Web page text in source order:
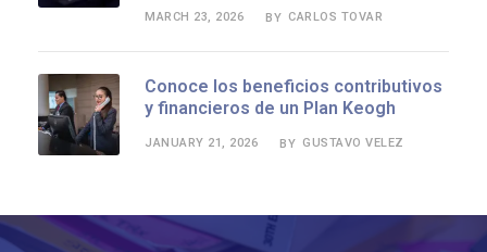
MARCH 23, 2026 BY CARLOS TOVAR
Conoce los beneficios contributivos
y financieros de un Plan Keogh
JANUARY 21, 2026 BY GUSTAVO VELEZ